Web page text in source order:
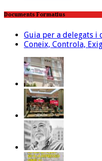
Documents Formatius
Guia per a delegats i
Coneix, Controla,